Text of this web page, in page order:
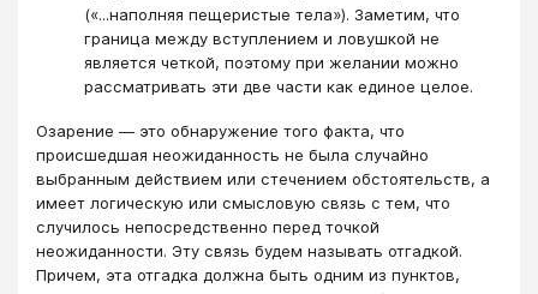
(«...наполняя пещеристые тела»). Заметим, что
граница между вступлением и ловушкой не
является четкой, поэтому при желании можно
рассматривать эти две части как единое целое.
Озарение — это обнаружение того факта, что
происшедшая неожиданность не была случайно
выбранным действием или стечением обстоятельств, а
имеет логическую или смысловую связь с тем, что
случилось непосредственно перед точкой
неожиданности. Эту связь будем называть отгадкой.
Причем, эта отгадка должна быть одним из пунктов,